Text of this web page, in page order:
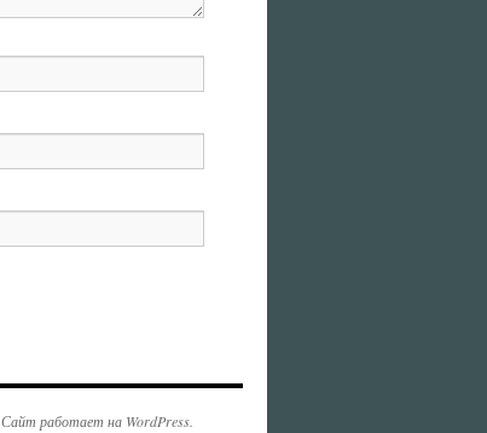
Сайт работает на WordPress.